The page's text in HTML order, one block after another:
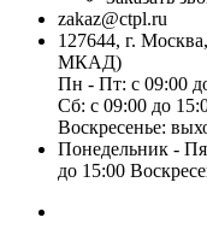
zakaz@ctpl.ru
127644, г.
МКАД)
Пн - Пт: с 09:00
Сб: с 09:00 до
Воскресенье:
Понедельник -
до 15:00